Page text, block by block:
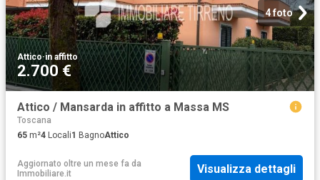
4 foto
Attico·in affitto
2.700 €
Attico / Mansarda in affitto a Massa MS
Toscana
65 m²4 Locali1 BagnoAttico
Aggiornato oltre un mese fa da
Immobiliare.it
Visualizza dettagli